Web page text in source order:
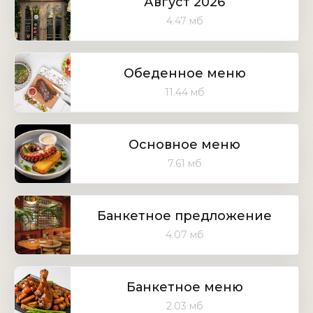
4.47 мб
Обеденное меню
11.44 мб
Основное меню
7.61 мб
Банкетное предложение
4.07 мб
Банкетное меню
2.03 мб